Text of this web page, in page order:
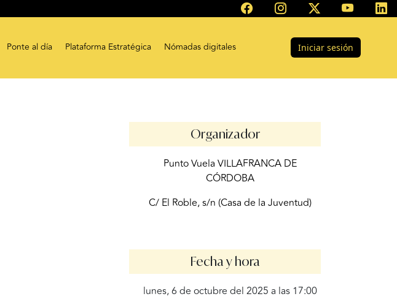
Ponte al día Plataforma Estratégica Nómadas digitales Iniciar sesión
Organizador
Punto Vuela VILLAFRANCA DE
CÓRDOBA
C/ El Roble, s/n (Casa de la Juventud)
Fecha y hora
lunes, 6 de octubre del 2025 a las 17:00